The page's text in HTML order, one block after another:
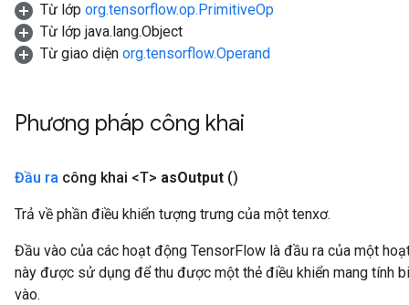
Từ lớp org.tensorflow.op.PrimitiveOp
Từ lớp java.lang.Object
Từ giao diện org.tensorflow.Operand
Phương pháp công khai
Đầu ra công khai <T> asOutput ()
Trả về phần điều khiển tượng trưng của một tenxơ.
Đầu vào của các hoạt động TensorFlow là đầu ra của một
này được sử dụng để thu được một thẻ điều khiển mang tính
vào.